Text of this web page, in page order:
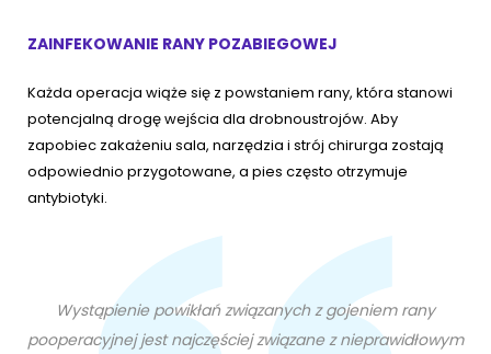
ZAINFEKOWANIE RANY POZABIEGOWEJ
Każda operacja wiąże się z powstaniem rany, która stanowi
potencjalną drogę wejścia dla drobnoustrojów. Aby
zapobiec zakażeniu sala, narzędzia i strój chirurga zostają
odpowiednio przygotowane, a pies często otrzymuje
antybiotyki.
Wystąpienie powikłań związanych z gojeniem rany
pooperacyjnej jest najczęściej związane z nieprawidłowym